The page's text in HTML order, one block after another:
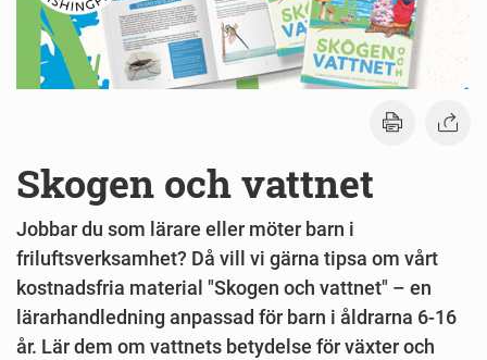
Skogen och vattnet
Jobbar du som lärare eller möter barn i
friluftsverksamhet? Då vill vi gärna tipsa om vårt
kostnadsfria material "Skogen och vattnet" – en
lärarhandledning anpassad för barn i åldrarna 6-16
år. Lär dem om vattnets betydelse för växter och